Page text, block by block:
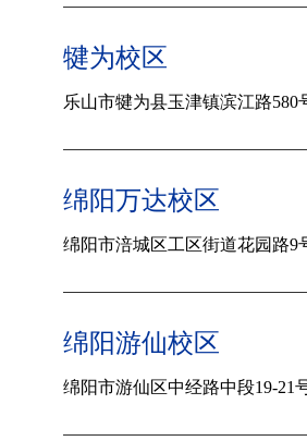
犍为校区
乐山市犍为县玉津镇滨江路580
绵阳万达校区
绵阳市涪城区工区街道花园路9
绵阳游仙校区
绵阳市游仙区中经路中段19-21